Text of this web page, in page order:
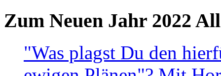
Zum Neuen Jahr 2022
"Was plagst Du den